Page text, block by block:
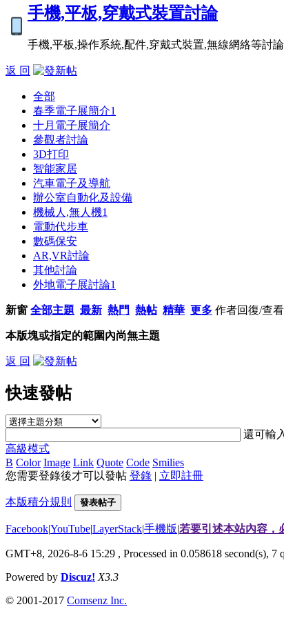
手機,平板,穿戴式裝置討論
手機,平板,操作系統,配件,穿戴式裝置,無線網絡等討論
返 回
全部
春季電子展簡介1
十月電子展簡介
參觀者討論
3D打印
智能家居
汽車電子及導航
辦公室自動化及設備
機械人,無人機1
電動代步車
數碼保安
AR,VR討論
其他討論
外地電子展討論1
新窗 全部主題 最新 熱門 熱帖 精華 更多 作者回復/查看
本版塊或指定的範圍內尚無主題
返 回
快速發帖
還可輸
高級模式
B Color Image Link Quote Code Smilies
您需要登錄後才可以發帖 登錄 | 立即註冊
本版積分規則 發表帖子
Facebook|YouTube|LayerStack|手機版|若要引述本站內容，
GMT+8, 2026-8-6 15:29 , Processed in 0.058618 second(s),
Powered by Discuz! X3.3
© 2001-2017 Comsenz Inc.